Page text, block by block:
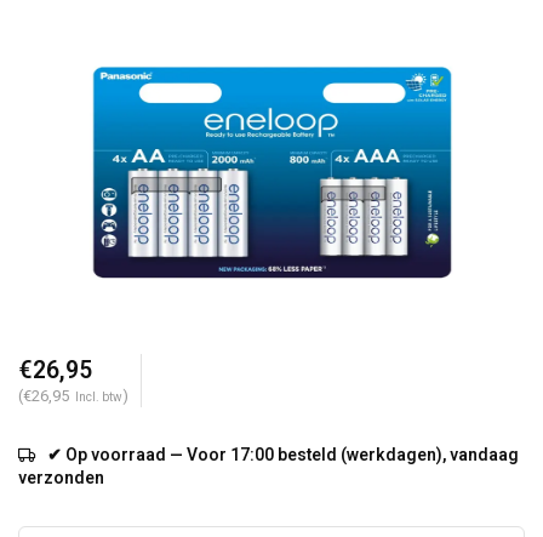
€26,95
(€26,95 Incl. btw)
✔ Op voorraad — Voor 17:00 besteld (werkdagen), vandaag
verzonden